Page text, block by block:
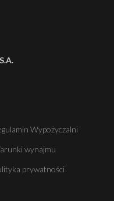
Wypożyczalni
wynajmu
prywatności